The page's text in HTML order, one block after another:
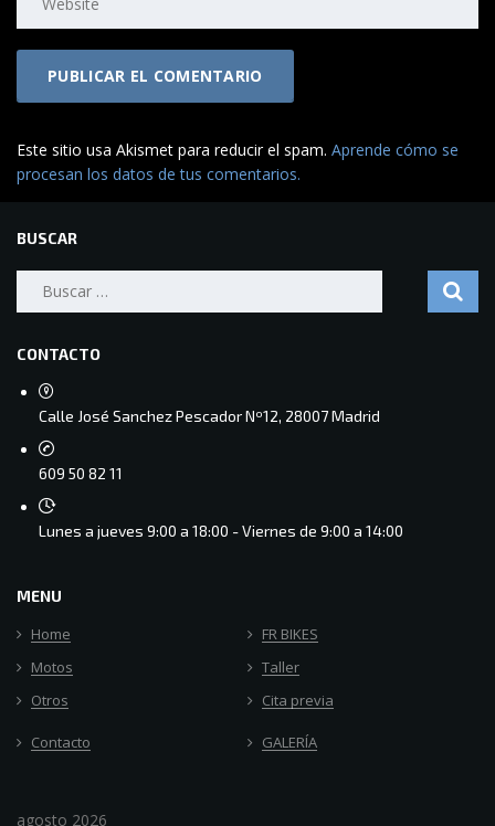
Este sitio usa Akismet para reducir el spam. Aprende cómo se
procesan los datos de tus comentarios.
BUSCAR
Buscar:
CONTACTO
Calle José Sanchez Pescador Nº12, 28007 Madrid
609 50 82 11
Lunes a jueves 9:00 a 18:00 - Viernes de 9:00 a 14:00
MENU
Home
FR BIKES
Motos
Taller
Otros
Cita previa
Contacto GALERÍA
agosto 2026